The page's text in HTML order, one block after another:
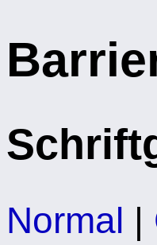
Normal |